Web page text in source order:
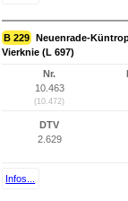
B 229 Neuenrade-
Vierknie (L 697)
Nr.
10.463
(10.472)
DTV
2.629
Infos...